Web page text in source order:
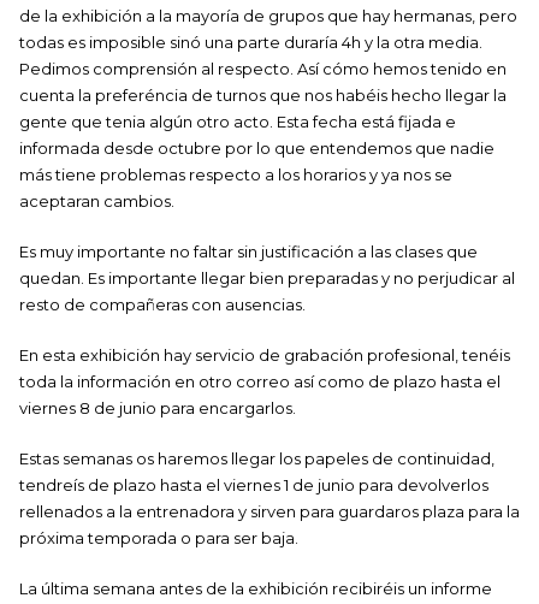
de la exhibición a la mayoría de grupos que hay hermanas, pero
todas es imposible sinó una parte duraría 4h y la otra media.
Pedimos comprensión al respecto. Así cómo hemos tenido en
cuenta la preferéncia de turnos que nos habéis hecho llegar la
gente que tenia algún otro acto. Esta fecha está fijada e
informada desde octubre por lo que entendemos que nadie
más tiene problemas respecto a los horarios y ya nos se
aceptaran cambios.
Es muy importante no faltar sin justificación a las clases que
quedan. Es importante llegar bien preparadas y no perjudicar al
resto de compañeras con ausencias.
En esta exhibición hay servicio de grabación profesional, tenéis
toda la información en otro correo así como de plazo hasta el
viernes 8 de junio para encargarlos.
Estas semanas os haremos llegar los papeles de continuidad,
tendreís de plazo hasta el viernes 1 de junio para devolverlos
rellenados a la entrenadora y sirven para guardaros plaza para la
próxima temporada o para ser baja.
La última semana antes de la exhibición recibiréis un informe